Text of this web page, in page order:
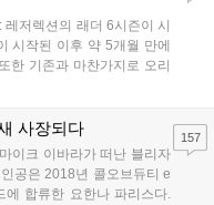
저렉션의 래더 6시즌이 시
시작된 이후 약 5개월 만에
한 기존과 마찬가지로 오리
반 래더, 하드코어 래더로
사장되다
이크 이바라가 떠난 블리자
공은 2018년 콜오브듀티 e
에 합류한 요한나 파리스다.
157